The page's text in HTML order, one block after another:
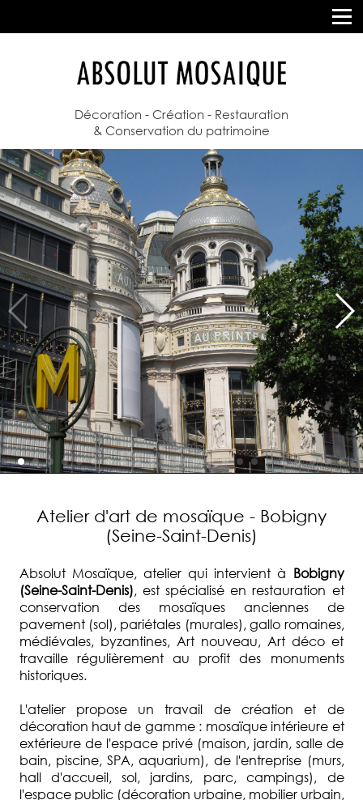
Décoration - Création - Restauration
& Conservation du patrimoine
Atelier d'art de mosaïque - Bobigny
(Seine-Saint-Denis)
Absolut Mosaïque, atelier qui intervient à Bobigny
(Seine-Saint-Denis), est spécialisé en restauration et
conservation des mosaïques anciennes de
pavement (sol), pariétales (murales), gallo romaines,
médiévales, byzantines, Art nouveau, Art déco et
travaille régulièrement au profit des monuments
historiques.
L'atelier propose un travail de création et de
décoration haut de gamme : mosaïque intérieure et
extérieure de l'espace privé (maison, jardin, salle de
bain, piscine, SPA, aquarium), de l'entreprise (murs,
hall d'accueil, sol, jardins, parc, campings), de
l'espace public (décoration urbaine, mobilier urbain,